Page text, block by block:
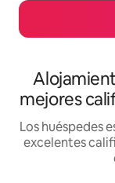
mejores
Los huéspedes
excelentes